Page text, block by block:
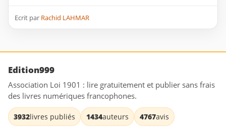
Ecrit par Rachid LAHMAR
Edition999
Association Loi 1901 : lire gratuitement et publier sans frais
des livres numériques francophones.
3932livres publiés 1434auteurs 4767avis